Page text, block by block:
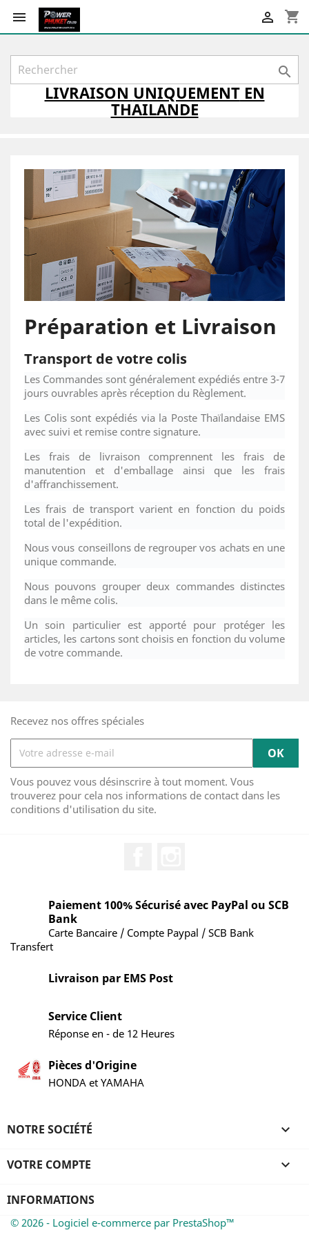
 shopping_cart


LIVRAISON UNIQUEMENTEN
THAILANDE
Préparation et Livraison
Transport de votre colis
Les Commandes sont généralement expédiés entre 3-7
jours ouvrables après réception du Règlement.
Les Colis sont expédiés via la Poste Thaïlandaise EMS
avec suivi et remise contre signature.
Les frais de livraison comprennent les frais de
manutention et d'emballage ainsi que les frais
d'affranchissement.
Les frais de transport varient en fonction du poids
total de l'expédition.
Nous vous conseillons de regrouper vos achats en une
unique commande.
Nous pouvons grouper deux commandes distinctes
dans le même colis.
Un soin particulier est apporté pour protéger les
articles, les cartons sont choisis en fonction du volume
de votre commande.
Recevez nos offres spéciales
Vous pouvez vous désinscrire à tout moment. Vous
trouverez pour cela nos informations de contact dans les
conditions d'utilisation du site.
Paiement 100% Sécurisé avec PayPal ou SCB
Bank
Carte Bancaire / Compte Paypal / SCB Bank
Transfert
Livraison par EMS Post
Service Client
Réponse en - de 12 Heures
Pièces d'Origine
HONDA et YAMAHA
NOTRE SOCIÉTÉ 
VOTRE COMPTE 
INFORMATIONS
© 2026 - Logiciel e-commerce par PrestaShop™